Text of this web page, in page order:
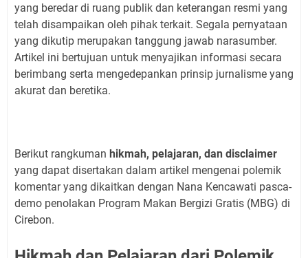
yang beredar di ruang publik dan keterangan resmi yang
telah disampaikan oleh pihak terkait. Segala pernyataan
yang dikutip merupakan tanggung jawab narasumber.
Artikel ini bertujuan untuk menyajikan informasi secara
berimbang serta mengedepankan prinsip jurnalisme yang
akurat dan beretika.
Berikut rangkuman hikmah, pelajaran, dan disclaimer
yang dapat disertakan dalam artikel mengenai polemik
komentar yang dikaitkan dengan Nana Kencawati pasca-
demo penolakan Program Makan Bergizi Gratis (MBG) di
Cirebon.